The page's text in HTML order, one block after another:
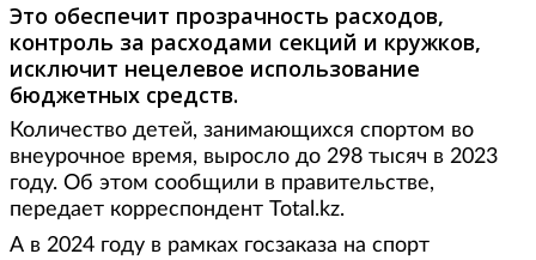
Это обеспечит прозрачность расходов,
контроль за расходами секций и кружков,
исключит нецелевое использование
бюджетных средств.
Количество детей, занимающихся спортом во
внеурочное время, выросло до 298 тысяч в 2023
году. Об этом сообщили в правительстве,
передает корреспондент Total.kz.
А в 2024 году в рамках госзаказа на спорт